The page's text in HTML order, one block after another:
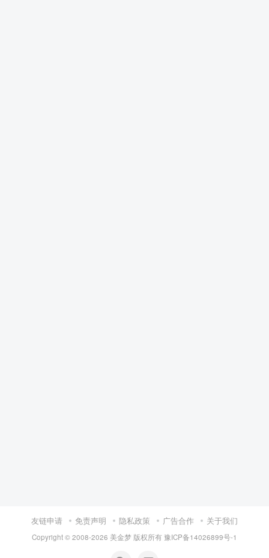
友链申请 免责声明 隐私政策 广告合作 关于我们
Copyright © 2008-2026 美金梦 版权所有 豫ICP备14026899号-1